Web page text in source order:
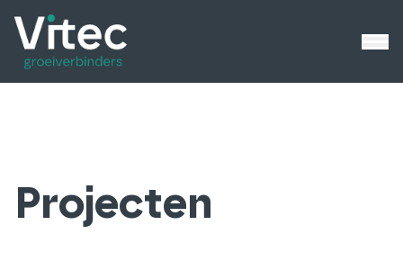
Projecten